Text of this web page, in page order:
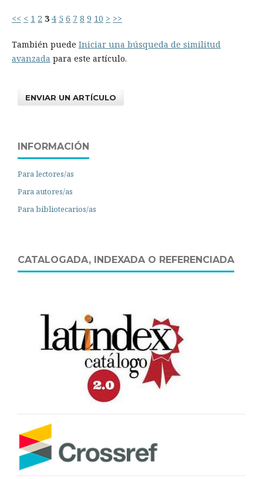
<< < 1 2 3 4 5 6 7 8 9 10 > >>
También puede Iniciar una búsqueda de similitud
avanzada para este artículo.
ENVIAR UN ARTÍCULO
INFORMACIÓN
Para lectores/as
Para autores/as
Para bibliotecarios/as
CATALOGADA, INDEXADA O REFERENCIADA